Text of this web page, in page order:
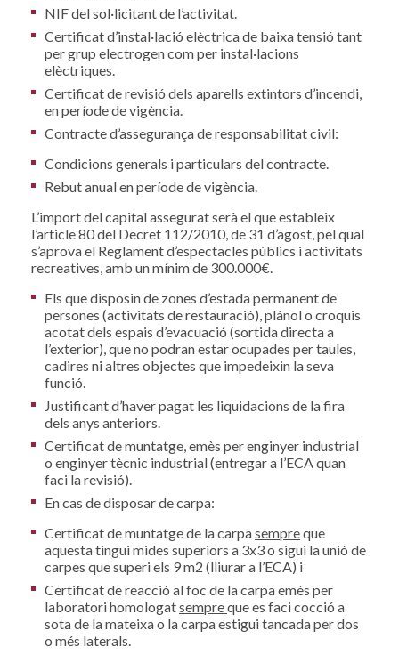
NIF del sol·licitant de l’activitat.
Certificat d’instal·lació elèctrica de baixa tensió tant
per grup electrogen com per instal·lacions
elèctriques.
Certificat de revisió dels aparells extintors d’incendi,
en període de vigència.
Contracte d’assegurança de responsabilitat civil:
Condicions generals i particulars del contracte.
Rebut anual en període de vigència.
L’import del capital assegurat serà el que estableix
l’article 80 del Decret 112/2010, de 31 d’agost, pel qual
s’aprova el Reglament d’espectacles públics i activitats
recreatives, amb un mínim de 300.000€.
Els que disposin de zones d’estada permanent de
persones (activitats de restauració), plànol o croquis
acotat dels espais d’evacuació (sortida directa a
l’exterior), que no podran estar ocupades per taules,
cadires ni altres objectes que impedeixin la seva
funció.
Justificant d’haver pagat les liquidacions de la fira
dels anys anteriors.
Certificat de muntatge, emès per enginyer industrial
o enginyer tècnic industrial (entregar a l’ECA quan
faci la revisió).
En cas de disposar de carpa:
Certificat de muntatge de la carpasempreque
aquesta tingui mides superiors a 3x3 o sigui la unió de
carpes que superi els 9 m2 (lliurar a l’ECA) i
Certificat de reacció al foc de la carpa emès per
laboratori homologatsempreque es faci cocció a
sota de la mateixa o la carpa estigui tancada per dos
o més laterals.